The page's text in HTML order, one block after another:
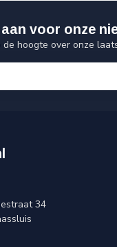
aan voor onze
de hoogte over onze
34